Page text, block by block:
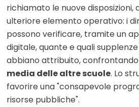
richiamato le nuove disposizioni,
ulteriore elemento operativo: i
possono verificare, tramite un
digitale, quante e quali
abbiano attribuito,
media delle altre scuole. Lo
favorire una "consapevole
risorse pubbliche".